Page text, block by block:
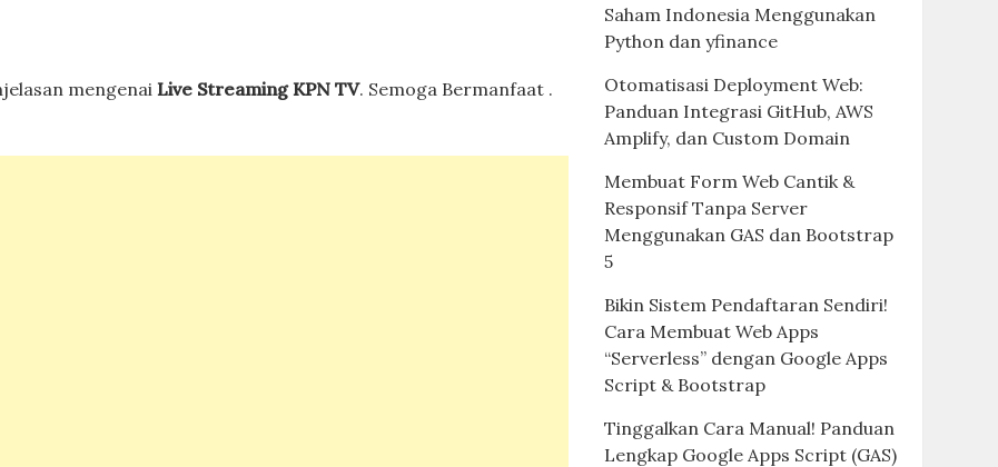
mengenaiLive Streaming KPN TV. Semoga Bermanfaat .
Saham Indonesia Menggunakan
Python dan yfinance
Otomatisasi Deployment Web:
Panduan Integrasi GitHub, AWS
Amplify, dan Custom Domain
Membuat Form Web Cantik &
Responsif Tanpa Server
Menggunakan GAS dan Bootstrap
5
Bikin Sistem Pendaftaran Sendiri!
Cara Membuat Web Apps
“Serverless” dengan Google Apps
Script & Bootstrap
Tinggalkan Cara Manual! Panduan
Lengkap Google Apps Script (GAS)